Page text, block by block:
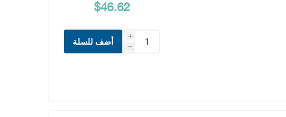
$46.62
i
h
أضف للسلة